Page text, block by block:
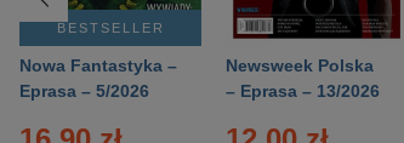
BESTSELLER
Nowa Fantastyka –
Eprasa – 5/2026
Newsweek Polska
– Eprasa – 13/2026